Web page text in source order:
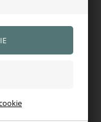
wędzidło 14 mm
zł